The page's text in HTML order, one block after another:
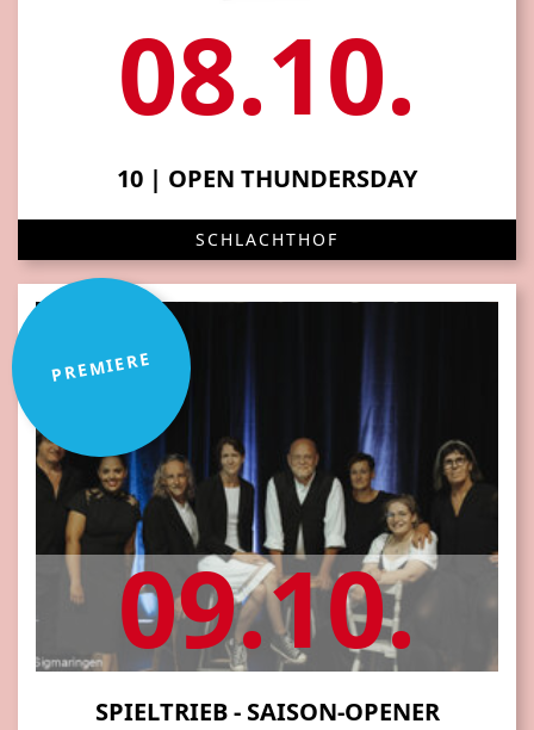
08.10.
10 | OPEN THUNDERSDAY
SCHLACHTHOF
PREMIERE
09.10.
SPIELTRIEB - SAISON-OPENER